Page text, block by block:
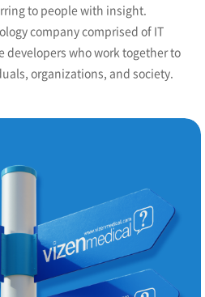
to people with insight.
company comprised of IT
developers who work together to
organizations, and society.